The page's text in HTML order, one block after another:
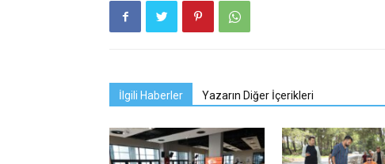
İlgili Haberler Yazarın Diğer İçerikleri